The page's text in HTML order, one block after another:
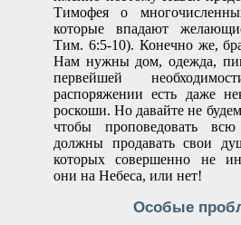
Тимофея о
которые впадают
Тим. 6:5-10). Конечно же,
Нам нужны дом, одежда,
первейшей
распоряжении есть даже
роскоши. Но давайте не
чтобы проповедовать
должны продавать свои
которых совершенно не
они на Небеса, или нет!
Особые